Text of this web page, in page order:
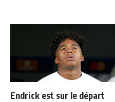
Endrick est sur le départ